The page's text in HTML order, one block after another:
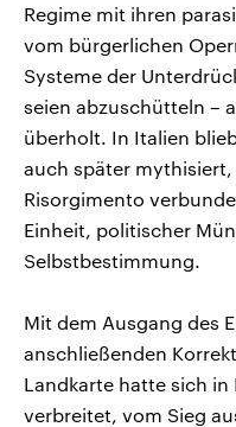
Regime mit ihren
vom bürgerlichen
Systeme der
seien abzuschütteln –
überholt. In Italien
auch später
Risorgimento
Einheit, politischer
Selbstbestimmung.
Mit dem Ausgang des
anschließenden
Landkarte hatte sich
verbreitet, vom Sieg